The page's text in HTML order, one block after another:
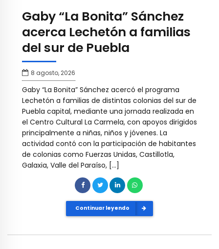
Gaby “La Bonita” Sánchez
acerca Lechetón a familias
del sur de Puebla
8 agosto, 2026
Gaby “La Bonita” Sánchez acercó el programa
Lechetón a familias de distintas colonias del sur de
Puebla capital, mediante una jornada realizada en
el Centro Cultural La Carmela, con apoyos dirigidos
principalmente a niñas, niños y jóvenes. La
actividad contó con la participación de habitantes
de colonias como Fuerzas Unidas, Castillotla,
Galaxia, Valle del Paraíso, […]
Continuar leyendo